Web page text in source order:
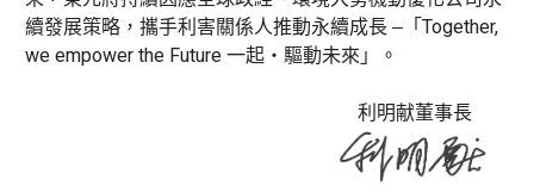
續發展策略，攜手利害關係人推動永續成長 ‒「Together,
we empower the Future 一起・驅動未來」。
利明献董事長